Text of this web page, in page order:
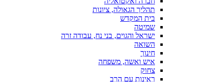
תהליך הגאולה, ציונות
בית המקדש
שמיטה
ישראל והגוים, בני נח, עבודה זרה
השואה
חינוך
איש ואשה, משפחה
צחוק
ראינות עם הרב